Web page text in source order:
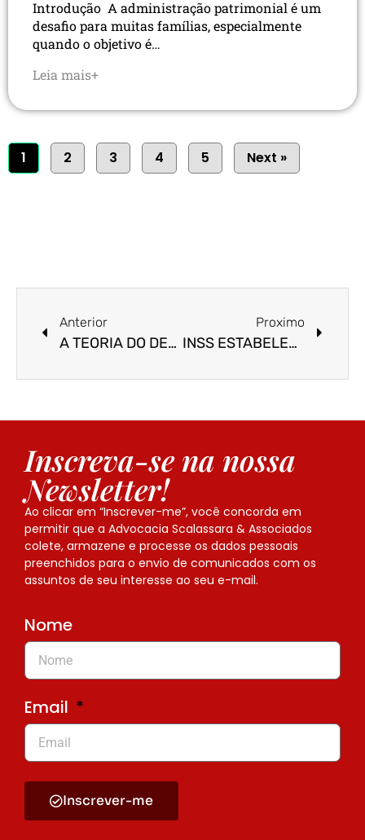
Introdução A administração patrimonial é um
desafio para muitas famílias, especialmente
quando o objetivo é…
Leia mais+
1 2 3 4 5 Next »
Anterior
A TEORIA DO DESVIO PRODUTIVO: INOVAÇÃO NA JURISPRUDÊNCIA DO STJ EM RESPEITO AO TEMPO DO CONSUMIDOR
Proximo
INSS ESTABELECE PRAZOS PARA A ANÁLISE DOS REQUERIMENTOS DE BENEFÍCIOS
Inscreva-se na nossa
Newsletter!
Ao clicar em “Inscrever-me”, você concorda em
permitir que a Advocacia Scalassara & Associados
colete, armazene e processe os dados pessoais
preenchidos para o envio de comunicados com os
assuntos de seu interesse ao seu e-mail.
Nome
Email
Inscrever-me